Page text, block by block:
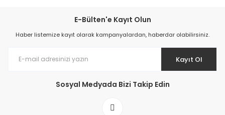
E-Bülten'e Kayıt Olun
Haber listemize kayıt olarak kampanyalardan, haberdar olabilirsiniz.
Kayıt Ol
Sosyal Medyada Bizi Takip Edin